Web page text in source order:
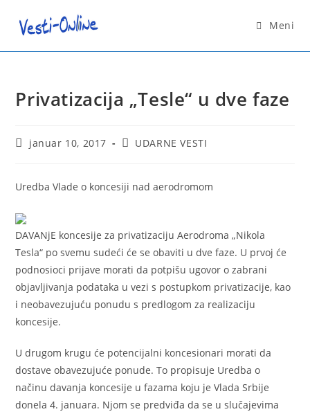
Meni
Privatizacija „Tesle“ u dve faze
Postjanuar 10, 2017
PostUDARNE VESTI
Uredba Vlade o koncesiji nad aerodromom
DAVANjE koncesije za privatizaciju Aerodroma „Nikola
Tesla“ po svemu sudeći će se obaviti u dve faze. U prvoj će
podnosioci prijave morati da potpišu ugovor o zabrani
objavljivanja podataka u vezi s postupkom privatizacije, kao
i neobavezujuću ponudu s predlogom za realizaciju
koncesije.
U drugom krugu će potencijalni koncesionari morati da
dostave obavezujuće ponude. To propisuje Uredba o
načinu davanja koncesije u fazama koju je Vlada Srbije
donela 4. januara. Njom se predviđa da se u slučajevima